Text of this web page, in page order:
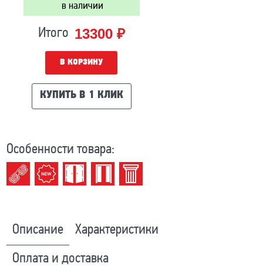
в наличии
Итого 13300 ₽
В КОРЗИНУ
КУПИТЬ В 1 КЛИК
Особенности товара:
Описание Характеристики
Оплата и доставка